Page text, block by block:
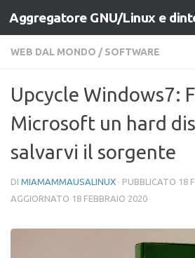
Salta al contenuto
Aggregatore GNU/Linux e
WEB DAL MONDO / SOFTWARE
Upcycle Windows7:
Microsoft un hard
salvarvi il sorgente
DI MIAMAMMAUSALINUX · PUBBLICATO 18
AGGIORNATO 18 FEBBRAIO 2020